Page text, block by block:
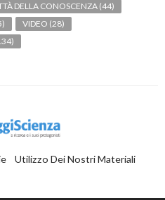
DELLA CONOSCENZA (44)
VIDEO (28)
Utilizzo Dei Nostri Materiali